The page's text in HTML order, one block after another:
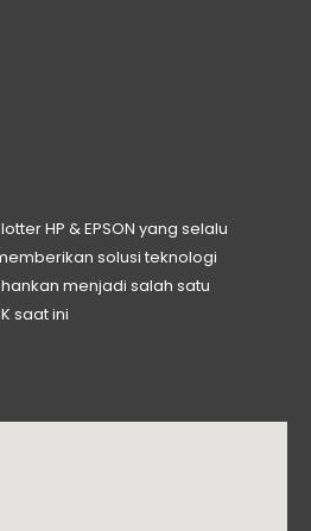
HP & EPSON yang selalu
solusi teknologi
menjadi salah satu
saat ini